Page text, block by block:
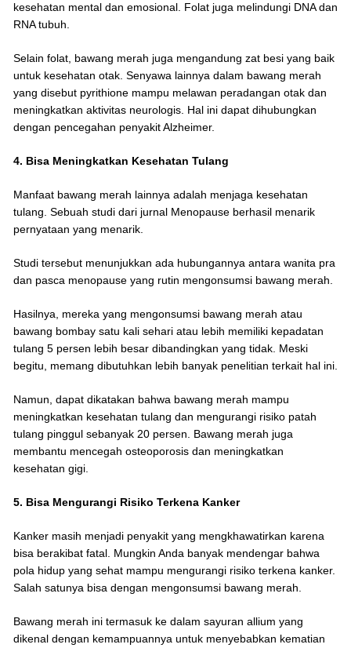
kesehatan mental dan emosional. Folat juga melindungi DNA dan
RNA tubuh.
Selain folat, bawang merah juga mengandung zat besi yang baik
untuk kesehatan otak. Senyawa lainnya dalam bawang merah
yang disebut pyrithione mampu melawan peradangan otak dan
meningkatkan aktivitas neurologis. Hal ini dapat dihubungkan
dengan pencegahan penyakit Alzheimer.
4. Bisa Meningkatkan Kesehatan Tulang
Manfaat bawang merah lainnya adalah menjaga kesehatan
tulang. Sebuah studi dari jurnal Menopause berhasil menarik
pernyataan yang menarik.
Studi tersebut menunjukkan ada hubungannya antara wanita pra
dan pasca menopause yang rutin mengonsumsi bawang merah.
Hasilnya, mereka yang mengonsumsi bawang merah atau
bawang bombay satu kali sehari atau lebih memiliki kepadatan
tulang 5 persen lebih besar dibandingkan yang tidak. Meski
begitu, memang dibutuhkan lebih banyak penelitian terkait hal ini.
Namun, dapat dikatakan bahwa bawang merah mampu
meningkatkan kesehatan tulang dan mengurangi risiko patah
tulang pinggul sebanyak 20 persen. Bawang merah juga
membantu mencegah osteoporosis dan meningkatkan
kesehatan gigi.
5. Bisa Mengurangi Risiko Terkena Kanker
Kanker masih menjadi penyakit yang mengkhawatirkan karena
bisa berakibat fatal. Mungkin Anda banyak mendengar bahwa
pola hidup yang sehat mampu mengurangi risiko terkena kanker.
Salah satunya bisa dengan mengonsumsi bawang merah.
Bawang merah ini termasuk ke dalam sayuran allium yang
dikenal dengan kemampuannya untuk menyebabkan kematian